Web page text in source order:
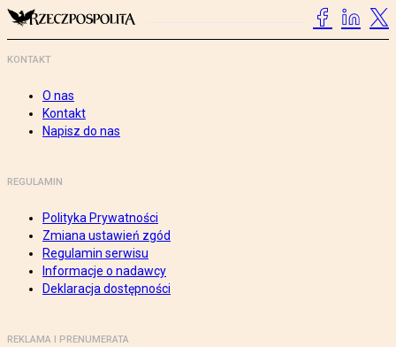
KONTAKT
O nas
Kontakt
Napisz do nas
REGULAMIN
Polityka Prywatności
Zmiana ustawień zgód
Regulamin serwisu
Informacje o nadawcy
Deklaracja dostępności
REKLAMA I PRENUMERATA